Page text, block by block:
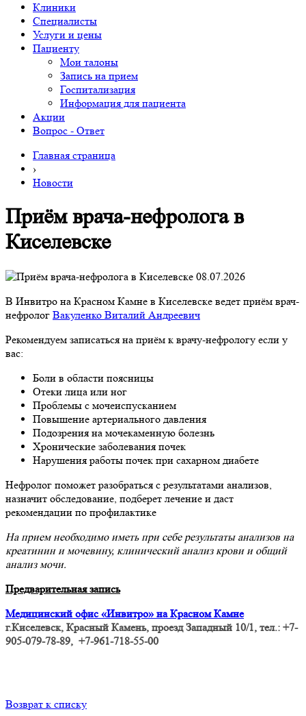
Клиники
Специалисты
Услуги и цены
Пациенту
Мои талоны
Запись на прием
Госпитализация
Информация для пациента
Акции
Вопрос - Ответ
Главная страница
›
Новости
Приём врача-нефролога в
Киселевске
08.07.2026
В Инвитро на Красном Камне в Киселевске ведет приём врач-
нефролог Вакуленко Виталий Андреевич
Рекомендуем записаться на приём к врачу-нефрологу если у
вас:
Боли в области поясницы
Отеки лица или ног
Проблемы с мочеиспусканием
Повышение артериального давления
Подозрения на мочекаменную болезнь
Хронические заболевания почек
Нарушения работы почек при сахарном диабете
Нефролог поможет разобраться с результатами анализов,
назначит обследование, подберет лечение и даст
рекомендации по профилактике
На прием необходимо иметь при себе результаты анализов на
креатинин и мочевину, клинический анализ крови и общий
анализ мочи.
Предварительная запись
Медицинский офис «Инвитро» на Красном Камне
г.Киселевск, Красный Камень, проезд Западный 10/1, тел.: +7-
905-079-78-89, +7-961-718-55-00
Возврат к списку